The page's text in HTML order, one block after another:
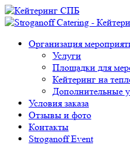
Организация
Услуги
Площадки для
Кейтеринг на
Дополнительные
Условия заказа
Отзывы и фото
Контакты
Stroganoff Event